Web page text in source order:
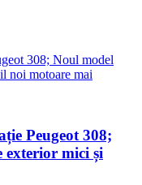
Peugeot 308;
exterior mici și